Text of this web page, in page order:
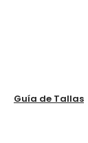
Guía de Tallas